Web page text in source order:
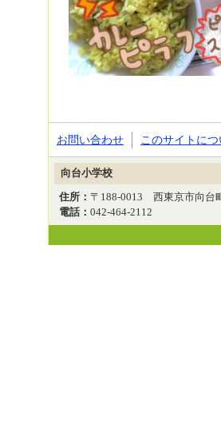
お問い合わせ このサイトにつ
向台小学校
住所： 〒188-0013 西東京市向台
電話： 042-464-2112